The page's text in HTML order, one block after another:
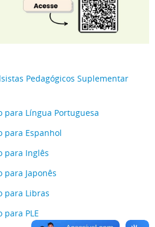
Pedagógicos Suplementar
para Língua Portuguesa
para Espanhol
para Inglês
para Japonês
para Libras
PLE